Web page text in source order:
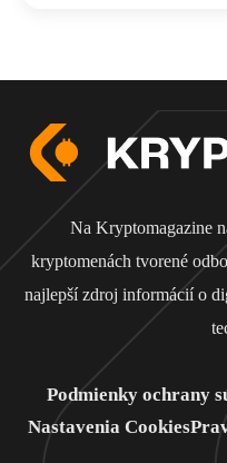
Na Kryptomagazine
kryptomenách tvorené
najlepší zdroj informácií o
Podmienky ochrany
Nastavenia Cookies